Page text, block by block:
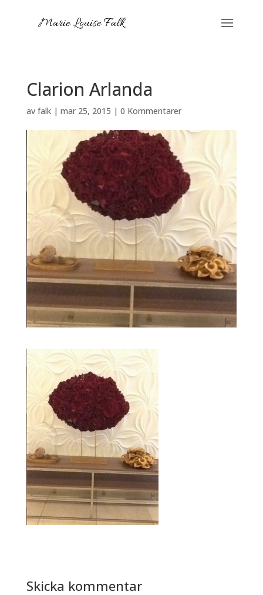
Clarion Arlanda
av falk| mar 25, 2015 | 0 Kommentarer
Skicka kommentar